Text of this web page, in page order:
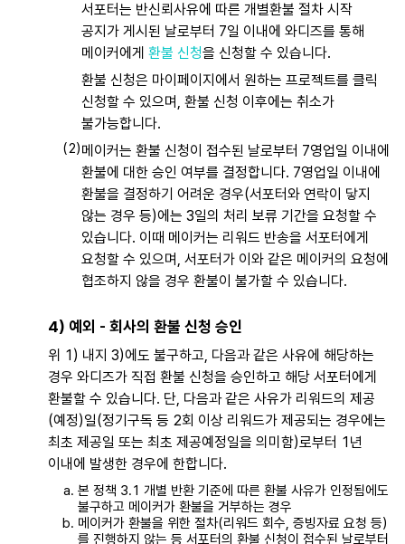
서포터는 반신뢰사유에 따른 개별환불 절차 시작
공지가 게시된 날로부터 7일 이내에 와디즈를 통해
메이커에게 환불 신청을 신청할 수 있습니다.
환불 신청은 마이페이지에서 원하는 프로젝트를 클릭
신청할 수 있으며, 환불 신청 이후에는 취소가
불가능합니다.
메이커는 환불 신청이 접수된 날로부터 7영업일 이내에
환불에 대한 승인 여부를 결정합니다. 7영업일 이내에
환불을 결정하기 어려운 경우(서포터와 연락이 닿지
않는 경우 등)에는 3일의 처리 보류 기간을 요청할 수
있습니다. 이때 메이커는 리워드 반송을 서포터에게
요청할 수 있으며, 서포터가 이와 같은 메이커의 요청에
협조하지 않을 경우 환불이 불가할 수 있습니다.
4) 예외 - 회사의 환불 신청 승인
위 1) 내지 3)에도 불구하고, 다음과 같은 사유에 해당하는
경우 와디즈가 직접 환불 신청을 승인하고 해당 서포터에게
환불할 수 있습니다. 단, 다음과 같은 사유가 리워드의 제공
(예정)일(정기구독 등 2회 이상 리워드가 제공되는 경우에는
최초 제공일 또는 최초 제공예정일을 의미함)로부터 1년
이내에 발생한 경우에 한합니다.
본 정책 3.1 개별 반환 기준에 따른 환불 사유가 인정됨에도
불구하고 메이커가 환불을 거부하는 경우
메이커가 환불을 위한 절차(리워드 회수, 증빙자료 요청 등)
를 진행하지 않는 등 서포터의 환불 신청이 접수된 날로부터